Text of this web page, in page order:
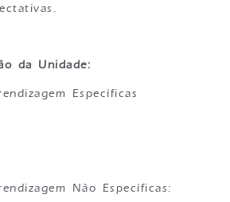
da Unidade:
Específicas
Não Específicas: